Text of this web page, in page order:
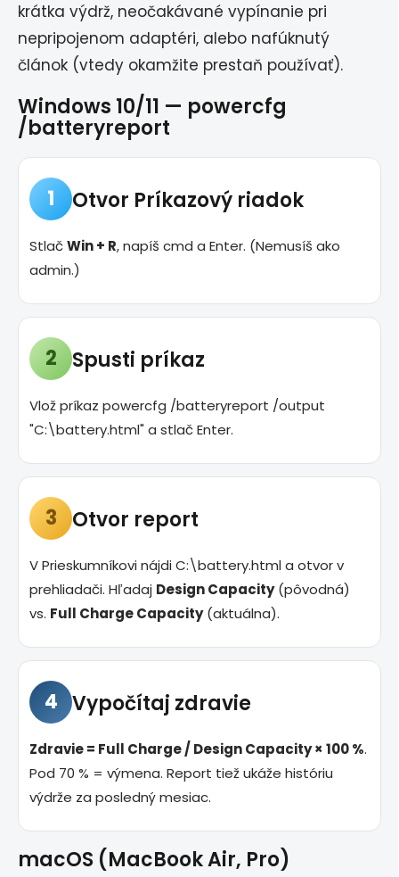
krátka výdrž, neočakávané vypínanie pri
nepripojenom adaptéri, alebo nafúknutý
článok (vtedy okamžite prestaň používať).
Windows 10/11 — powercfg
/batteryreport
1 Otvor Príkazový riadok
StlačWin + R, napíš cmd a Enter. (Nemusíš ako
admin.)
2 Spusti príkaz
Vlož príkaz powercfg /batteryreport /output
"C:\battery.html" a stlač Enter.
3 Otvor report
V Prieskumníkovi nájdiC:\battery.htmla otvor v
prehliadači. Hľadaj Design Capacity(pôvodná)
vs. Full Charge Capacity(aktuálna).
4 Vypočítaj zdravie
Zdravie = Full Charge / Design Capacity × 100 %.
Pod 70 % = výmena. Report tiež ukáže históriu
výdrže za posledný mesiac.
macOS (MacBook Air, Pro)